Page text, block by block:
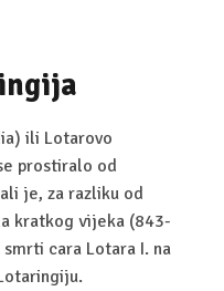
ili Lotarovo
prostiralo od
je, za razliku od
kratkog vijeka (843-
cara Lotara I. na